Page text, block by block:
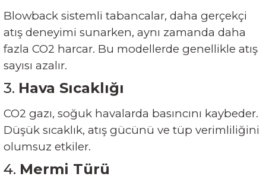
Blowback sistemli tabancalar, daha gerçekçi
atış deneyimi sunarken, aynı zamanda daha
fazla CO2 harcar. Bu modellerde genellikle atış
sayısı azalır.
3. Hava Sıcaklığı
CO2 gazı, soğuk havalarda basıncını kaybeder.
Düşük sıcaklık, atış gücünü ve tüp verimliliğini
olumsuz etkiler.
4. Mermi Türü